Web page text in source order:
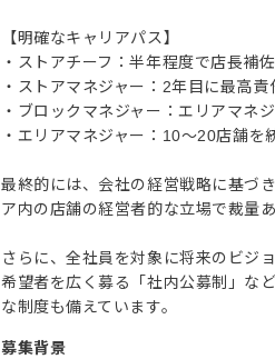
【明確なキャリアパス】
・ストアチーフ：半年程度で店長補
・ストアマネジャー：2年目に最高責
・ブロックマネジャー：エリアマネ
・エリアマネジャー：10〜20店舗を
最終的には、会社の経営戦略に基づ
ア内の店舗の経営者的な立場で裁量
さらに、全社員を対象に将来のビジ
希望者を広く募る「社内公募制」な
な制度も備えています。
募集背景